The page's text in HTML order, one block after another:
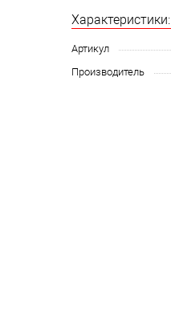
Характеристики:
Артикул
Производитель